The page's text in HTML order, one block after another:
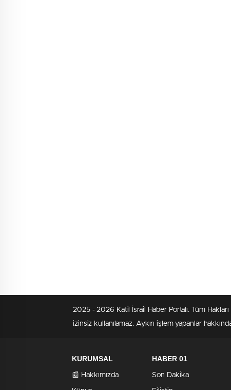
2025 - 2026 Katil İsrail Haber Portalı. Tüm
izinsiz kullanılamaz. Aykırı işlem yapanlar
KURUMSAL
📰 Hakkımızda
HABER 01
Son Dakika